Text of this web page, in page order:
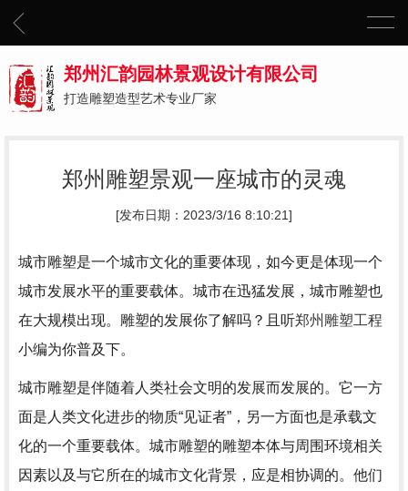
郑州汇韵园林景观设计有限公司
打造雕塑造型艺术专业厂家
郑州雕塑景观一座城市的灵魂
[发布日期：2023/3/16 8:10:21]
城市雕塑是一个城市文化的重要体现，如今更是体现一个
城市发展水平的重要载体。城市在迅猛发展，城市雕塑也
在大规模出现。雕塑的发展你了解吗？且听郑州雕塑工程
小编为你普及下。
城市雕塑是伴随着人类社会文明的发展而发展的。它一方
面是人类文化进步的物质“见证者”，另一方面也是承载文
化的一个重要载体。城市雕塑的雕塑本体与周围环境相关
因素以及与它所在的城市文化背景，应是相协调的。他们